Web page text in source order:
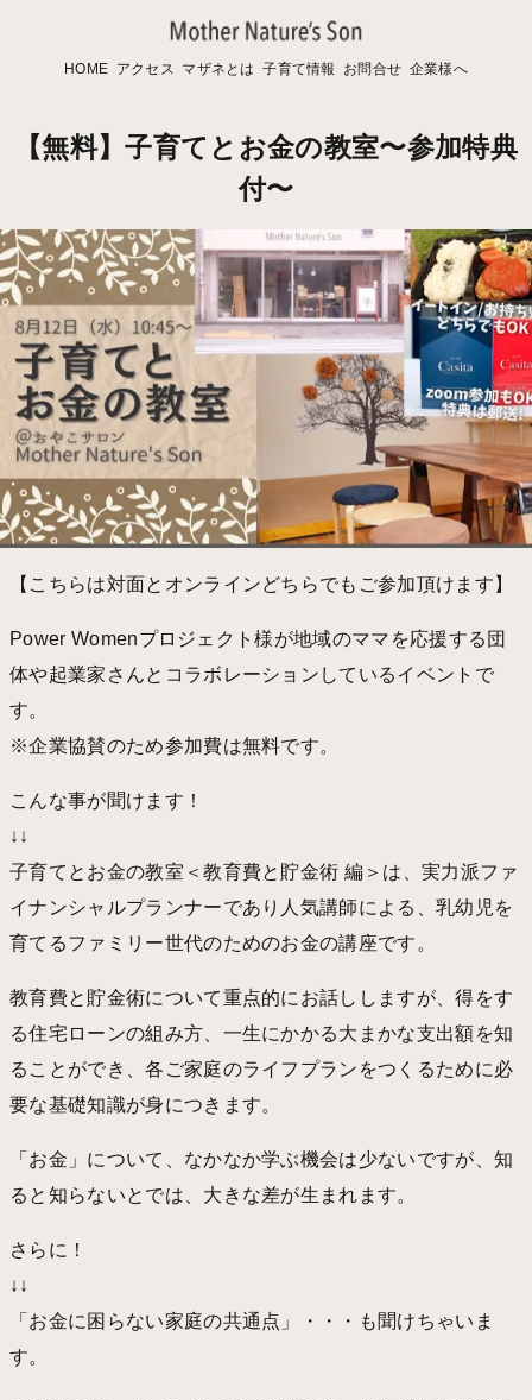
HOME アクセス マザネとは 子育て情報 お問合せ 企業様へ
【無料】子育てとお金の教室〜参加特典
付〜
【こちらは対面とオンラインどちらでもご参加頂けます】
Power Womenプロジェクト様が地域のママを応援する団
体や起業家さんとコラボレーションしているイベントで
す。
※企業協賛のため参加費は無料です。
こんな事が聞けます！
↓↓
子育てとお金の教室＜教育費と貯金術 編＞は、実力派ファ
イナンシャルプランナーであり人気講師による、乳幼児を
育てるファミリー世代のためのお金の講座です。
教育費と貯金術について重点的にお話ししますが、得をす
る住宅ローンの組み方、一生にかかる大まかな支出額を知
ることができ、各ご家庭のライフプランをつくるために必
要な基礎知識が身につきます。
「お金」について、なかなか学ぶ機会は少ないですが、知
ると知らないとでは、大きな差が生まれます。
さらに！
↓↓
「お金に困らない家庭の共通点」・・・も聞けちゃいま
す。